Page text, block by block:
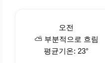
오전
⛅ 부분적으로 흐림
평균기온: 23°